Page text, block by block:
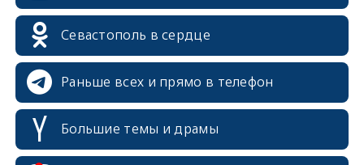
Севастополь в сердце
Раньше всех и прямо в телефон
Большие темы и драмы